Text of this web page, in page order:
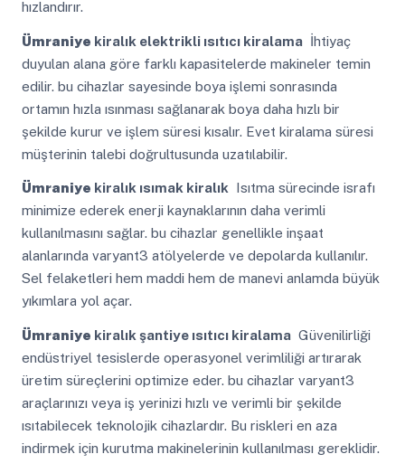
hızlandırır.
Ümraniye kiralık elektrikli ısıtıcı kiralamaİhtiyaç
duyulan alana göre farklı kapasitelerde makineler temin
edilir. bu cihazlar sayesinde boya işlemi sonrasında
ortamın hızla ısınması sağlanarak boya daha hızlı bir
şekilde kurur ve işlem süresi kısalır. Evet kiralama süresi
müşterinin talebi doğrultusunda uzatılabilir.
Ümraniye kiralık ısımak kiralık Isıtma sürecinde israfı
minimize ederek enerji kaynaklarının daha verimli
kullanılmasını sağlar. bu cihazlar genellikle inşaat
alanlarında varyant3 atölyelerde ve depolarda kullanılır.
Sel felaketleri hem maddi hem de manevi anlamda büyük
yıkımlara yol açar.
Ümraniye kiralık şantiye ısıtıcı kiralamaGüvenilirliği
endüstriyel tesislerde operasyonel verimliliği artırarak
üretim süreçlerini optimize eder. bu cihazlar varyant3
araçlarınızı veya iş yerinizi hızlı ve verimli bir şekilde
ısıtabilecek teknolojik cihazlardır. Bu riskleri en aza
indirmek için kurutma makinelerinin kullanılması gereklidir.